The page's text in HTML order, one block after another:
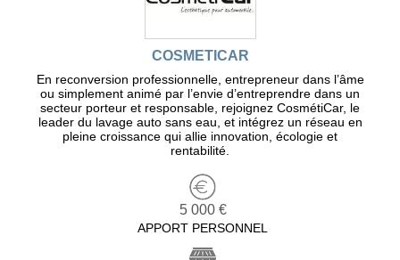
COSMETICAR
En reconversion professionnelle, entrepreneur dans l’âme
ou simplement animé par l’envie d’entreprendre dans un
secteur porteur et responsable, rejoignez CosmétiCar, le
leader du lavage auto sans eau, et intégrez un réseau en
pleine croissance qui allie innovation, écologie et
rentabilité.
5 000 €
APPORT PERSONNEL